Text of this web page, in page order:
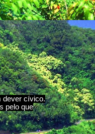
dever cívico.
pelo que